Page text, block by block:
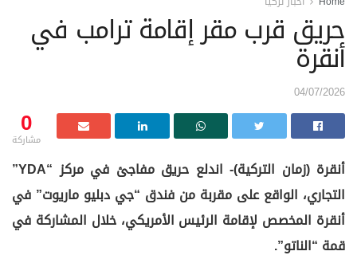
حريق قرب مقر إقامة ترامب في
أنقرة
04/07/2026
0
مشاركة
أنقرة (زمان التركية)- اندلع حريق مفاجئ في مركز “YDA”
التجاري، الواقع على مقربة من فندق “جي دبليو ماريوت” في
أنقرة المخصص لإقامة الرئيس الأمريكي، خلال المشاركة في
قمة “الناتو”.